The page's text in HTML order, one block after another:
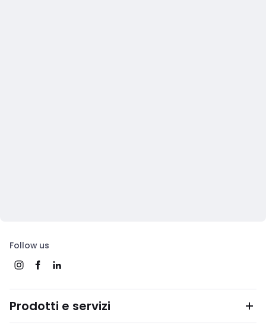
Follow us
Prodotti e servizi